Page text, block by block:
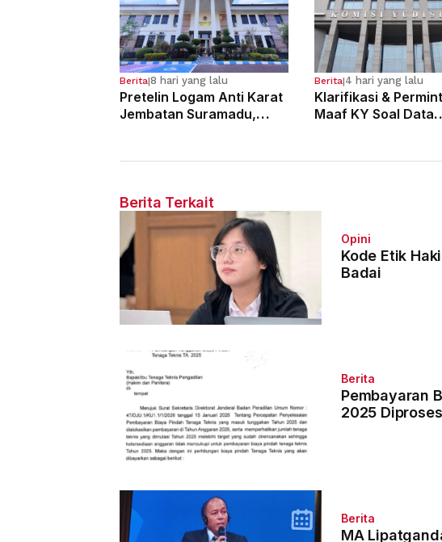
Berita|8 hari yang lalu
Pretelin Logam Anti Karat
Jembatan Suramadu,
Berita|4 hari yang lalu
Klarifikasi &
Maaf KY Soal Data
Berita Terkait
Opini
Kode Etik
Badai
Berita
Pembayaran
2025
Berita
MA